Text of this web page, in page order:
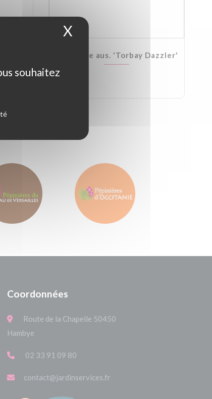
Cordyline aus. 'Torbay Dazzler'
Coordonnées
Route de la Chapelle 50450
Hambye
02 33 91 09 80
contact@jardinservices.fr
souhaitez
X Masquer le bandeau